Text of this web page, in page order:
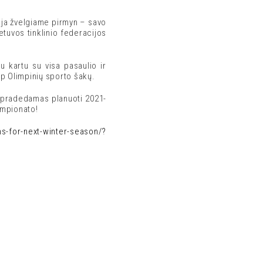
žvelgiame pirmyn – savo
tinklinio federacijos
kartu su visa pasaulio ir
Olimpinių sporto šakų.
planuoti 2021-
for-next-winter-season/?